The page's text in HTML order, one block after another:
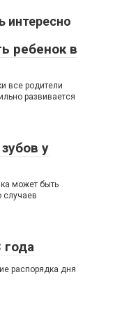
ребенок в
все родители
развивается
у
может быть
случаев
распорядка дня